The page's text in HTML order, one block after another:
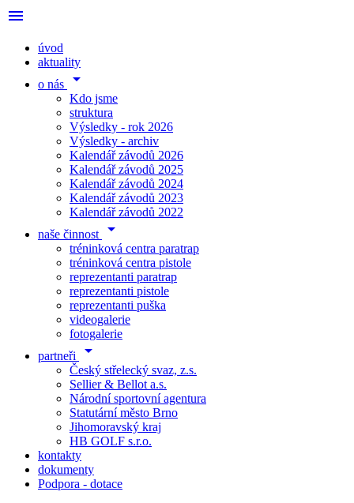
menu
úvod
aktuality
o nás
arrow_drop_down
Kdo jsme
struktura
Výsledky - rok 2026
Výsledky - archiv
Kalendář závodů 2026
Kalendář závodů 2025
Kalendář závodů 2024
Kalendář závodů 2023
Kalendář závodů 2022
naše činnost
arrow_drop_down
tréninková centra paratrap
tréninková centra pistole
reprezentanti paratrap
reprezentanti pistole
reprezentanti puška
videogalerie
fotogalerie
partneři
arrow_drop_down
Český střelecký svaz, z.s.
Sellier & Bellot a.s.
Národní sportovní agentura
Statutární město Brno
Jihomoravský kraj
HB GOLF s.r.o.
kontakty
dokumenty
Podpora - dotace